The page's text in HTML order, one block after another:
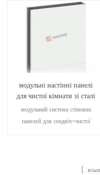
модульні настінні панелі
для чистої кімнати зі сталі
на замовлення для
фармацевтичної чистої
кімнати
модульний система стінових
панелей для сендвіч-чистої
збірних виробів, обшивки на
[